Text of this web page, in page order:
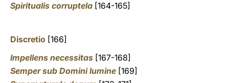
Spiritualis corruptela [164-165]
Discretio [166]
Impellens necessitas [167-168]
Semper sub Domini lumine [169]